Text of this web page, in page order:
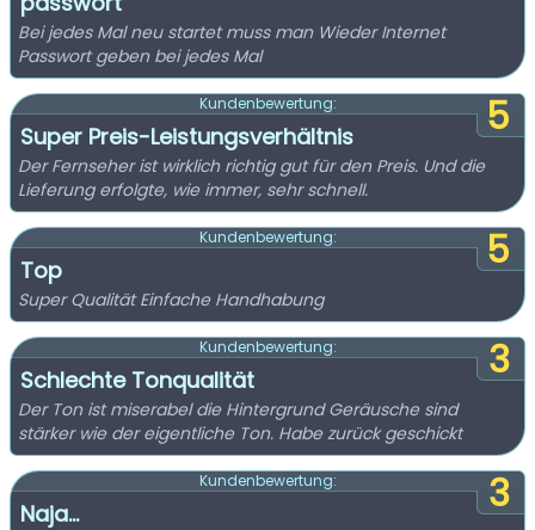
Bei jedes Mal neu startet muss man Wieder Internet
Passwort geben bei jedes Mal
5
Kundenbewertung:
Super Preis-Leistungsverhältnis
Der Fernseher ist wirklich richtig gut für den Preis. Und die
Lieferung erfolgte, wie immer, sehr schnell.
5
Kundenbewertung:
Top
Super Qualität Einfache Handhabung
3
Kundenbewertung:
Schlechte Tonqualität
Der Ton ist miserabel die Hintergrund Geräusche sind
stärker wie der eigentliche Ton. Habe zurück geschickt
3
Kundenbewertung:
Naja...